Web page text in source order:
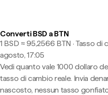
Converti BSD a BTN
1 BSD ≈ 95,2566 BTN · Tasso di
agosto, 17:05
Vedi quanto vale 1000 dollaro
tasso di cambio reale. Invia
nascosto, nessun tasso